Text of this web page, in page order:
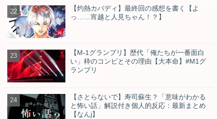
【灼熱カバディ】最終回の感想を書く【よ
っ……宵越と人見ちゃん！？】
【M-1グランプリ】歴代「俺たちが一番面白
い」枠のコンビとその理由【大本命】#M1グ
ランプリ
【さとらないで】寿司蘇生？「意味がわかる
と怖い話」解説付き個人的反応：最新まとめ
【なんj】